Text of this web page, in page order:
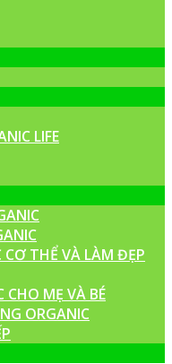
LIFE
THỂ VÀ LÀM ĐẸP
MẸ VÀ BÉ
ORGANIC